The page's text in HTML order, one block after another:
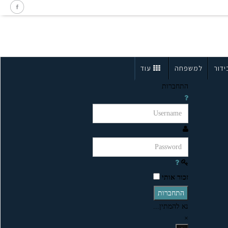
למשפחה עוד
התחברות
זכור אותי
התחברות
נא להמתין...
×